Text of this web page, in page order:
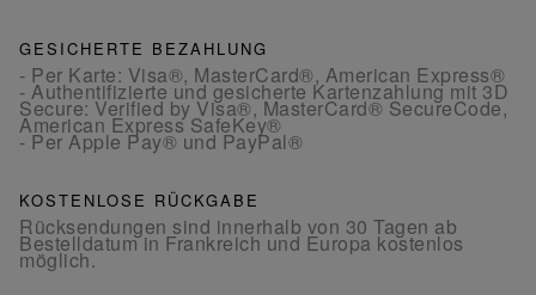
GESICHERTE BEZAHLUNG
- Per Karte: Visa®, MasterCard®, American Express®
- Authentifizierte und gesicherte Kartenzahlung mit 3D
Secure: Verified by Visa®, MasterCard® SecureCode,
American Express SafeKey®
- Per Apple Pay® und PayPal®
KOSTENLOSE RÜCKGABE
Rücksendungen sind innerhalb von 30 Tagen ab
Bestelldatum in Frankreich und Europa kostenlos
möglich.